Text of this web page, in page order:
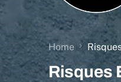
Home
Risques